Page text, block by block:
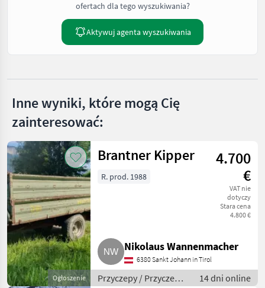
ofertach dla tego wyszukiwania?
Aktywuj agenta wyszukiwania
Inne wyniki, które mogą Cię
zainteresować:
Ogłoszenie
Brantner Kipper
4.700
€
VAT nie
dotyczy
Stara cena
4.800 €
R. prod. 1988
Nikolaus Wannenmacher
6380 Sankt Johann in Tirol
Przyczepy / Przyczepy
14 dni online